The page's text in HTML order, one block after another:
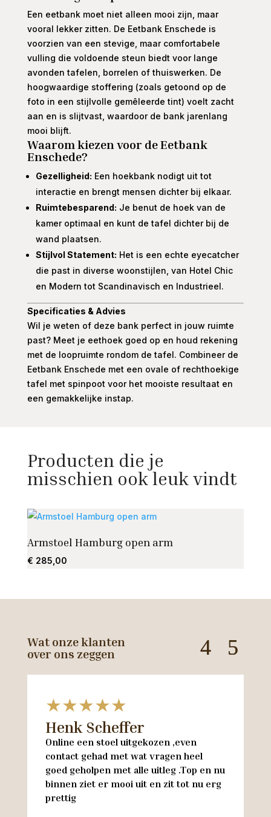
Een eetbank moet niet alleen mooi zijn, maar
vooral lekker zitten. De Eetbank Enschede is
voorzien van een stevige, maar comfortabele
vulling die voldoende steun biedt voor lange
avonden tafelen, borrelen of thuiswerken. De
hoogwaardige stoffering (zoals getoond op de
foto in een stijlvolle gemêleerde tint) voelt zacht
aan en is slijtvast, waardoor de bank jarenlang
mooi blijft.
Waarom kiezen voor de Eetbank
Enschede?
Gezelligheid: Een hoekbank nodigt uit tot
interactie en brengt mensen dichter bij elkaar.
Ruimtebesparend: Je benut de hoek van de
kamer optimaal en kunt de tafel dichter bij de
wand plaatsen.
Stijlvol Statement: Het is een echte eyecatcher
die past in diverse woonstijlen, van Hotel Chic
en Modern tot Scandinavisch en Industrieel.
Specificaties & Advies
Wil je weten of deze bank perfect in jouw ruimte
past? Meet je eethoek goed op en houd rekening
met de loopruimte rondom de tafel. Combineer de
Eetbank Enschede met een ovale of rechthoekige
tafel met spinpoot voor het mooiste resultaat en
een gemakkelijke instap.
Producten die je
misschien ook leuk vindt
Armstoel Hamburg open arm
€ 285,00
Wat onze klanten
over ons zeggen
★★★★★
Henk Scheffer
Online een stoel uitgekozen ,even
contact gehad met wat vragen heel
goed geholpen met alle uitleg .Top en nu
binnen ziet er mooi uit en zit tot nu erg
prettig